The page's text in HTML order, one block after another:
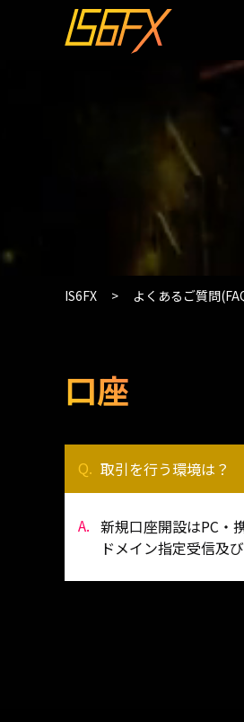
IS6FX よくあるご質問
口座
取引を行う環境は？
新規口座開設はPC・
ドメイン指定受信及